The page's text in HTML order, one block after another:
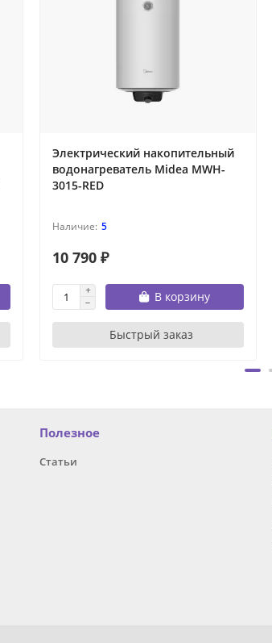
Электрический накопительный
водонагреватель Midea MWH-
3015-RED
5
10 790 ₽
В корзину
Быстрый заказ
Полезное
Статьи